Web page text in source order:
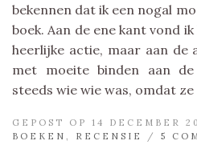
bekennen dat ik een nogal
boek. Aan de ene kant vond
heerlijke actie, maar aan de
met moeite binden aan
steeds wie wie was, omdat
GEPOST OP 14 DECEMBER
BOEKEN
RECENSIE / 5